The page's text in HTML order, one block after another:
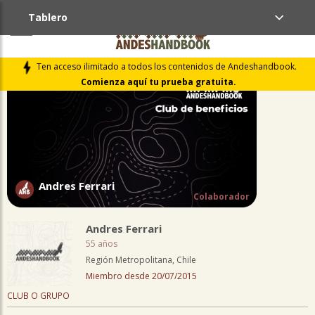
Ten acceso ilimitado a todos los contenidos de Andeshandbook.
Comienza aquí tu prueba gratuita.
Tablero
Andres Ferrari
Colaborador
Andres Ferrari
55 años
Región Metropolitana, Chile
Miembro desde 20/07/2015
CLUB O GRUPO